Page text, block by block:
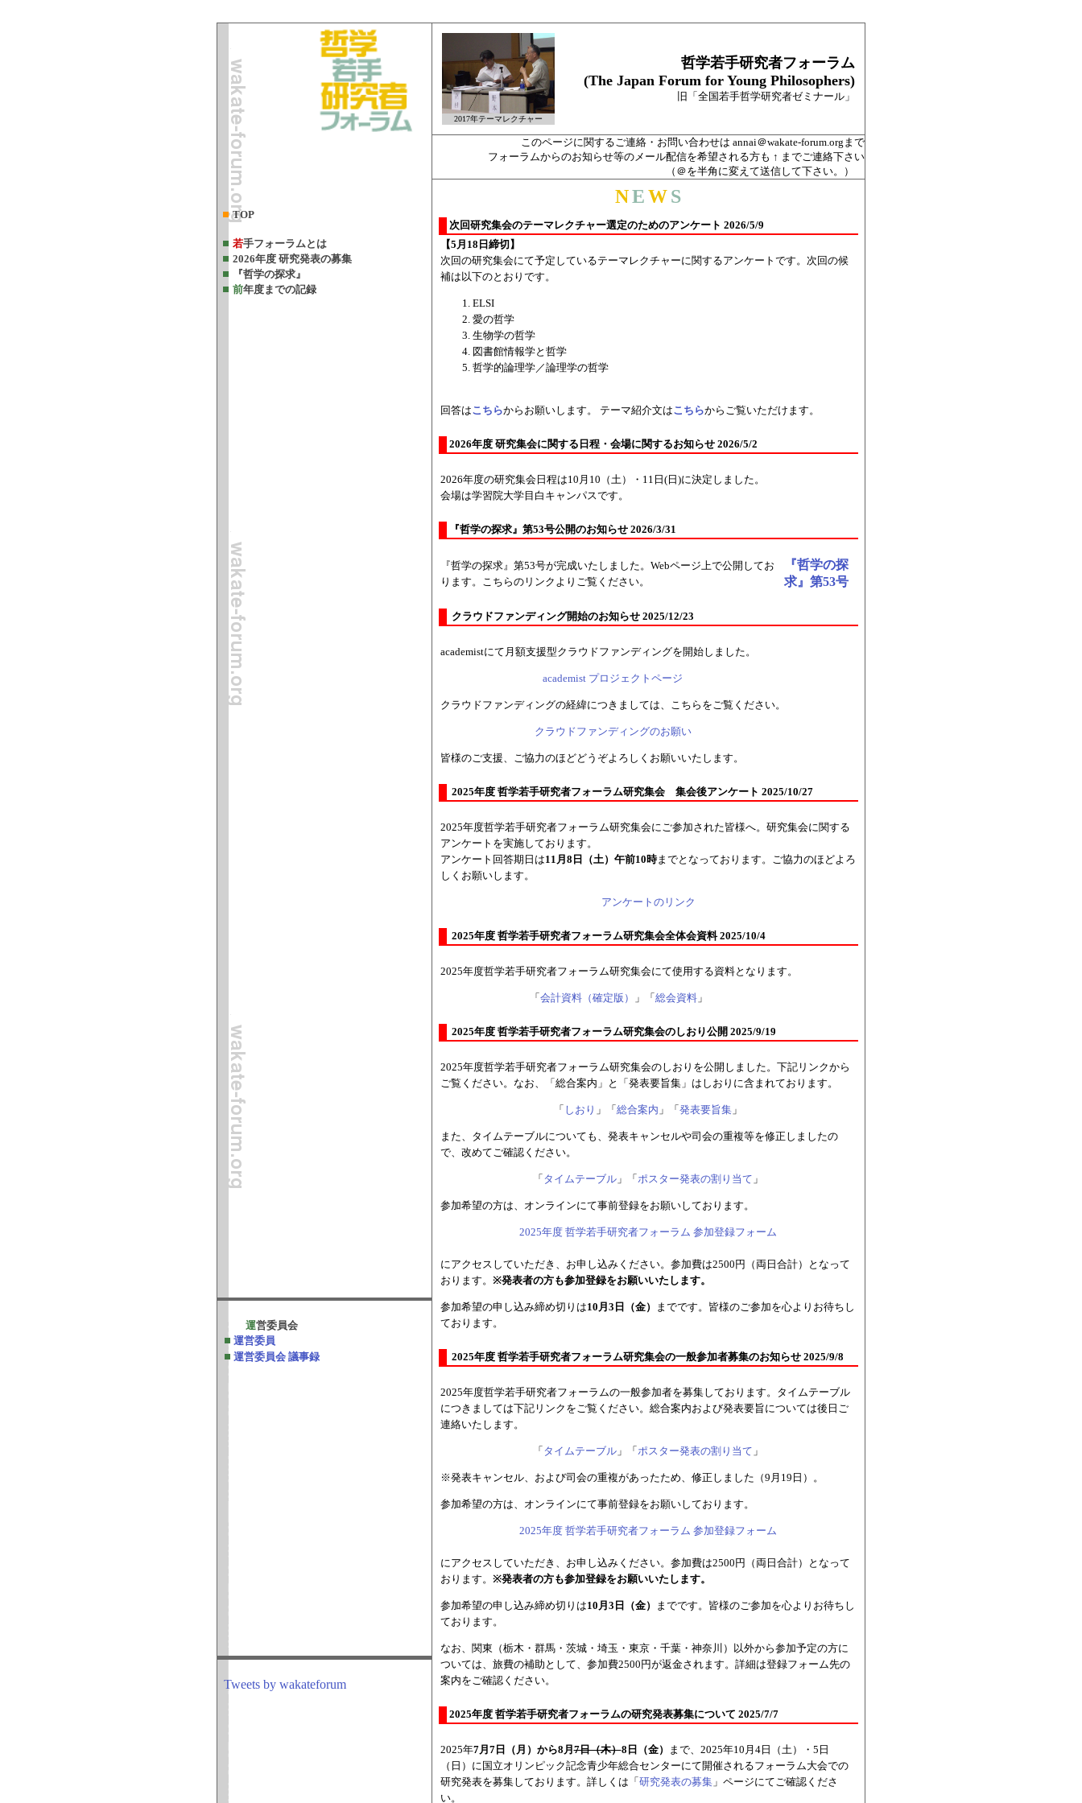
TOP
若手フォーラムとは
2026年度 研究発表の募集
『哲学の探求』
前年度までの記録
2017年テーマレクチャー
哲学若手研究者フォーラム
(The Japan Forum for Young Philosophers)
旧「全国若手哲学研究者ゼミナール」
このページに関するご連絡・お問い合わせは annai＠wakate-forum.orgまで
フォーラムからのお知らせ等のメール配信を希望される方も ↑ までご連絡下さい
（＠を半角に変えて送信して下さい。）
NEWS
次回研究集会のテーマレクチャー選定のためのアンケート 2026/5/9
【5月18日締切】
次回の研究集会にて予定しているテーマレクチャーに関するアンケートです。次回の候
補は以下のとおりです。
ELSI
愛の哲学
生物学の哲学
図書館情報学と哲学
哲学的論理学／論理学の哲学
回答はこちらからお願いします。 テーマ紹介文はこちらからご覧いただけます。
2026年度 研究集会に関する日程・会場に関するお知らせ 2026/5/2
2026年度の研究集会日程は10月10（土）・11日(日)に決定しました。
会場は学習院大学目白キャンパスです。
『哲学の探求』第53号公開のお知らせ 2026/3/31
『哲学の探求』第53号が完成いたしました。Webページ上で公開してお
ります。こちらのリンクよりご覧ください。
『哲学の探
求』第53号
クラウドファンディング開始のお知らせ 2025/12/23
academistにて月額支援型クラウドファンディングを開始しました。
academist プロジェクトページ
クラウドファンディングの経緯につきましては、こちらをご覧ください。
クラウドファンディングのお願い
皆様のご支援、ご協力のほどどうぞよろしくお願いいたします。
2025年度 哲学若手研究者フォーラム研究集会 集会後アンケート 2025/10/27
2025年度哲学若手研究者フォーラム研究集会にご参加された皆様へ。研究集会に関する
アンケートを実施しております。
アンケート回答期日は11月8日（土）午前10時までとなっております。ご協力のほどよろ
しくお願いします。
アンケートのリンク
2025年度 哲学若手研究者フォーラム研究集会全体会資料 2025/10/4
2025年度哲学若手研究者フォーラム研究集会にて使用する資料となります。
「 会計資料（確定版） 」「 総会資料 」
2025年度 哲学若手研究者フォーラム研究集会のしおり公開 2025/9/19
2025年度哲学若手研究者フォーラム研究集会のしおりを公開しました。下記リンクから
ご覧ください。なお、「総合案内」と「発表要旨集」はしおりに含まれております。
「 しおり 」「 総合案内 」「 発表要旨集 」
また、タイムテーブルについても、発表キャンセルや司会の重複等を修正しましたの
で、改めてご確認ください。
「 タイムテーブル 」「 ポスター発表の割り当て 」
参加希望の方は、オンラインにて事前登録をお願いしております。
2025年度 哲学若手研究者フォーラム 参加登録フォーム
にアクセスしていただき、お申し込みください。参加費は2500円（両日合計）となって
おります。 ※発表者の方も参加登録をお願いいたします。
参加希望の申し込み締め切りは10月3日（金）
までです。皆様のご参加を心よりお待ちし
ております。
2025年度 哲学若手研究者フォーラム研究集会の一般参加者募集のお知らせ 2025/9/8
2025年度哲学若手研究者フォーラムの一般参加者を募集しております。タイムテーブル
につきましては下記リンクをご覧ください。総合案内および発表要旨については後日ご
連絡いたします。
「 タイムテーブル 」「 ポスター発表の割り当て 」
※発表キャンセル、および司会の重複があったため、修正しました（9月19日）。
参加希望の方は、オンラインにて事前登録をお願いしております。
2025年度 哲学若手研究者フォーラム 参加登録フォーム
にアクセスしていただき、お申し込みください。参加費は2500円（両日合計）となって
おります。 ※発表者の方も参加登録をお願いいたします。
参加希望の申し込み締め切りは10月3日（金）
までです。皆様のご参加を心よりお待ちし
ております。
なお、関東（栃木・群馬・茨城・埼玉・東京・千葉・神奈川）以外から参加予定の方に
ついては、旅費の補助として、参加費2500円が返金されます。詳細は登録フォーム先の
案内をご確認ください。
2025年度 哲学若手研究者フォーラムの研究発表募集について 2025/7/7
2025年7月7日（月）から8月7日（木）8日（金）
まで、2025年10月4日（土）・5日
（日）に国立オリンピック記念青少年総合センターにて開催されるフォーラム大会での
研究発表を募集しております。詳しくは「 研究発表の募集」ページにてご確認くださ
い。
運営委員会
運営委員
運営委員会 議事録
Tweets by wakateforum